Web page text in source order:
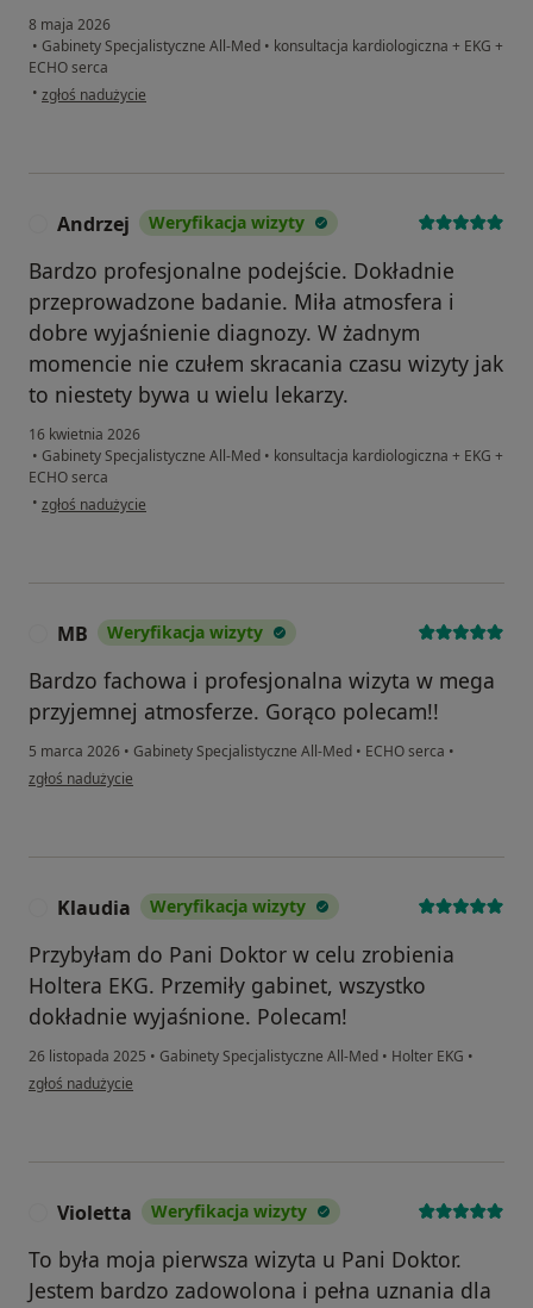
8 maja 2026
• Gabinety Specjalistyczne All-Med • konsultacja kardiologiczna + EKG +
ECHO serca
• w opinii użytkownika Rafal
zgłoś nadużycie
Andrzej Weryfikacja wizyty
Bardzo profesjonalne podejście. Dokładnie
przeprowadzone badanie. Miła atmosfera i
dobre wyjaśnienie diagnozy. W żadnym
momencie nie czułem skracania czasu wizyty jak
to niestety bywa u wielu lekarzy.
16 kwietnia 2026
• Gabinety Specjalistyczne All-Med • konsultacja kardiologiczna + EKG +
ECHO serca
• w opinii użytkownika Andrzej
zgłoś nadużycie
MB Weryfikacja wizyty
Bardzo fachowa i profesjonalna wizyta w mega
przyjemnej atmosferze. Gorąco polecam!!
5 marca 2026 • Gabinety Specjalistyczne All-Med • ECHO serca •
w opinii użytkownika MB
zgłoś nadużycie
Klaudia Weryfikacja wizyty
Przybyłam do Pani Doktor w celu zrobienia
Holtera EKG. Przemiły gabinet, wszystko
dokładnie wyjaśnione. Polecam!
26 listopada 2025 • Gabinety Specjalistyczne All-Med • Holter EKG •
w opinii użytkownika Klaudia
zgłoś nadużycie
Violetta Weryfikacja wizyty
To była moja pierwsza wizyta u Pani Doktor.
Jestem bardzo zadowolona i pełna uznania dla